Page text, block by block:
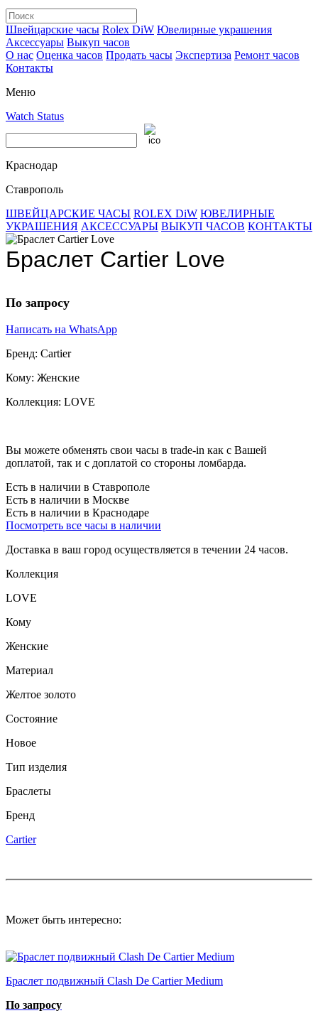
Швейцарские часы Rolex DiW Ювелирные украшения
Аксессуары Выкуп часов
О нас Оценка часов Продать часы Экспертиза Ремонт часов
Контакты
Меню
Watch Status
Краснодар
Ставрополь
ШВЕЙЦАРСКИЕ ЧАСЫ ROLEX DiW ЮВЕЛИРНЫЕ
УКРАШЕНИЯ АКСЕССУАРЫ ВЫКУП ЧАСОВ КОНТАКТЫ
Браслет Cartier Love
По запросу
Написать на WhatsApp
Бренд: Cartier
Кому: Женские
Коллекция: LOVE
Вы можете обменять свои часы в trade-in как с Вашей
доплатой, так и с доплатой со стороны ломбарда.
Есть в наличии в Ставрополе
Есть в наличии в Москве
Есть в наличии в Краснодаре
Посмотреть все часы в наличии
Доставка в ваш город осуществляется в течении 24 часов.
Коллекция
LOVE
Кому
Женские
Материал
Желтое золото
Состояние
Новое
Тип изделия
Браслеты
Бренд
Cartier
Может быть интересно:
Браслет подвижный Clash De Cartier Medium
По запросу